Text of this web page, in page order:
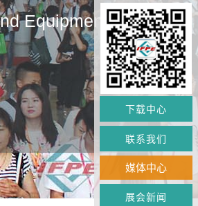
Equipment
下载中心
联系我们
媒体中心
展会新闻